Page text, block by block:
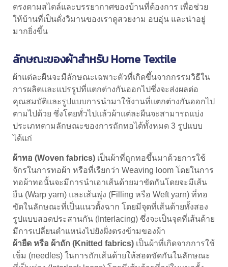
ตรงตามสไตล์และบรรยากาศของบ้านที่ต้องการ เพื่อช่วย
ให้บ้านที่เป็นดั่งวิมานของเราดูสวยงาม อบอุ่น และน่าอยู่
มากยิ่งขึ้น
ลักษณะของผ้าสำหรับ Home Textile
ผ้าแต่ละผืนจะมีลักษณะเฉพาะตัวที่เกิดขึ้นจากกรรมวิธีใน
การผลิตและแปรรูปที่แตกต่างกันออกไปซึ่งจะส่งผลต่อ
คุณสมบัติและรูปแบบการนำมาใช้งานที่แตกต่างกันออกไป
ตามไปด้วย ซึ่งโดยทั่วไปแล้วผ้าแต่ละผืนจะสามารถแบ่ง
ประเภทตามลักษณะของการถักทอได้ทั้งหมด 3 รูปแบบ
ได้แก่
ผ้าทอ (Woven fabrics) เป็นผ้าที่ถูกทอขึ้นมาด้วยการใช้
จักรในการทอผ้า หรือที่เรียกว่า Weaving loom โดยในการ
ทอผ้าทอนั้นจะมีการนำเอาเส้นด้ายมาขัดกันโดยจะมีเส้น
ยืน (Warp yarn) และเส้นพุ่ง (Filling หรือ Weft yarn) ที่ทอ
ขัดในลักษณะที่เป็นแนวตั้งฉาก โดยมีจุดที่เส้นด้ายทั้งสอง
รูปแบบสอดประสานกัน (Interlacing) ซึ่งจะเป็นจุดที่เส้นด้าย
มีการเปลี่ยนตำแหน่งไปยังฝั่งตรงข้ามของผ้า
ผ้ายืด หรือ ผ้าถัก (Knitted fabrics) เป็นผ้าที่เกิดจากการใช้
เข็ม (needles) ในการถักเส้นด้ายให้สอดขัดกันในลักษณะ